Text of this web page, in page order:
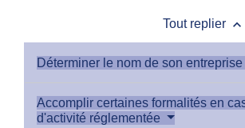
Tout replier keyboard_arrow_up
Déterminer le nom de son entreprise
Accomplir certaines formalités en
d'activité réglementée